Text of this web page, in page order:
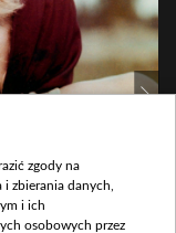
TVP
zgody na
zbierania danych,
i ich
osobowych przez